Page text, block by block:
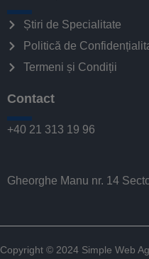
Știri de Specialitate
Politică de
Termeni și Condiții
Contact
+40 21 313 19 96
Gheorghe Manu nr. 14
Copyright © 2024 Simple Web